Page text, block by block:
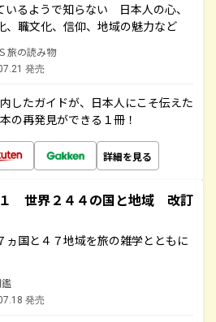
いるようで知らない 日本人の心、
、職文化、信仰、地域の魅力など
旅の読み物
発売
したガイドが、日本人にこそ伝えた
の再発見ができる１冊！
詳細を見る
世界２４４の国と地域 改訂
ヵ国と４７地域を旅の雑学とともに
発売